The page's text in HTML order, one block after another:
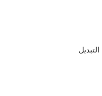
مع التبديل